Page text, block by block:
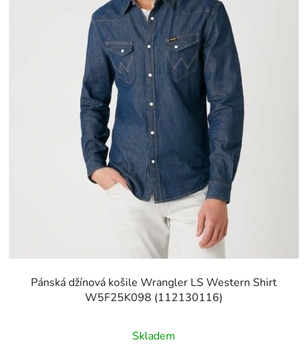
Pánská džínová košile Wrangler LS Western Shirt
W5F25K098 (112130116)
Skladem